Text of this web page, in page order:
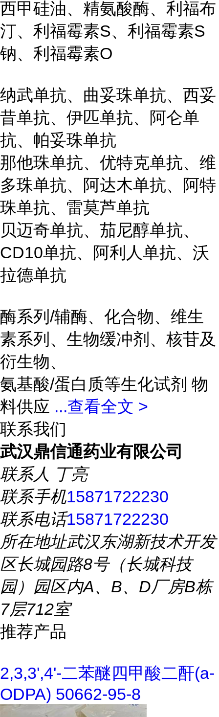
西甲硅油、精氨酸酶、利福布
汀、利福霉素S、利福霉素S
钠、利福霉素O
纳武单抗、曲妥珠单抗、西妥
昔单抗、伊匹单抗、阿仑单
抗、帕妥珠单抗
那他珠单抗、优特克单抗、维
多珠单抗、阿达木单抗、阿特
珠单抗、雷莫芦单抗
贝迈奇单抗、茄尼醇单抗、
CD10单抗、阿利人单抗、沃
拉德单抗
酶系列/辅酶、化合物、维生
素系列、生物缓冲剂、核苷及
衍生物、
氨基酸/蛋白质等生化试剂 物
料供应 ...查看全文 >
联系我们
武汉鼎信通药业有限公司
联系人 丁亮
联系手机15871722230
联系电话15871722230
所在地址武汉东湖新技术开发
区长城园路8号（长城科技
园）园区内A、B、D厂房B栋
7层712室
推荐产品
2,3,3',4'-二苯醚四甲酸二酐(a-
ODPA) 50662-95-8